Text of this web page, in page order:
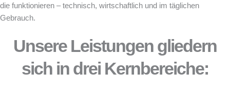
die funktionieren – technisch, wirtschaftlich und im täglichen
Gebrauch.
Unsere Leistungen gliedern
sich in drei Kernbereiche: